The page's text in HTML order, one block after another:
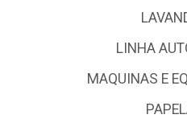
LINHA
MAQUINAS E